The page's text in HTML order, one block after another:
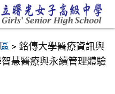
> 銘傳大學醫療資訊與
慧醫療與永續管理體驗